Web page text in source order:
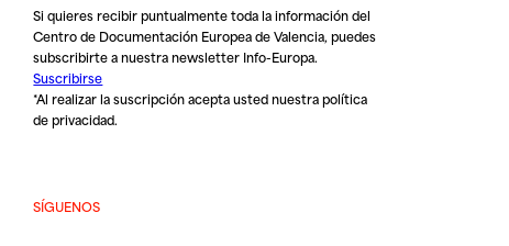
Si quieres recibir puntualmente toda la información del
Centro de Documentación Europea de Valencia, puedes
subscribirte a nuestra newsletter Info-Europa.
Suscribirse
*Al realizar la suscripción acepta usted nuestrapolítica
de privacidad.
SÍGUENOS